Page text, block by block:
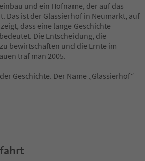
und ein Hofname, der auf das
Das ist der Glassierhof in Neumarkt, auf
dass eine lange Geschichte
Die Entscheidung, die
bewirtschaften und die Ernte im
traf man 2005.
Geschichte. Der Name „Glassierhof“